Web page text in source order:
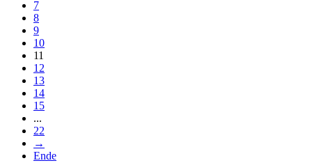
7
8
9
10
11
12
13
14
15
...
22
→
Ende